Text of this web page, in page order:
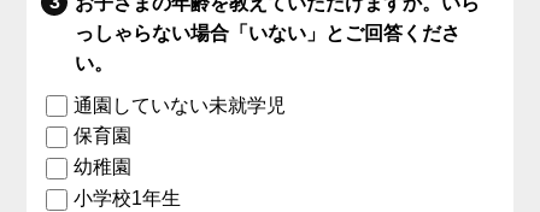
っしゃらない場合「いない」とご回答くださ
い。
通園していない未就学児
保育園
幼稚園
小学校1年生